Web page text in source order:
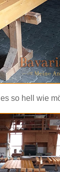
so hell wie